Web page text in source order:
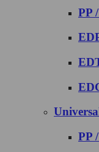
PP
PP